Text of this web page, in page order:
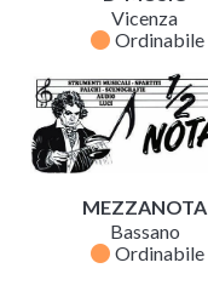
Vicenza
fiber_manual_record Ordinabile
MEZZANOTA
Bassano
fiber_manual_record Ordinabile